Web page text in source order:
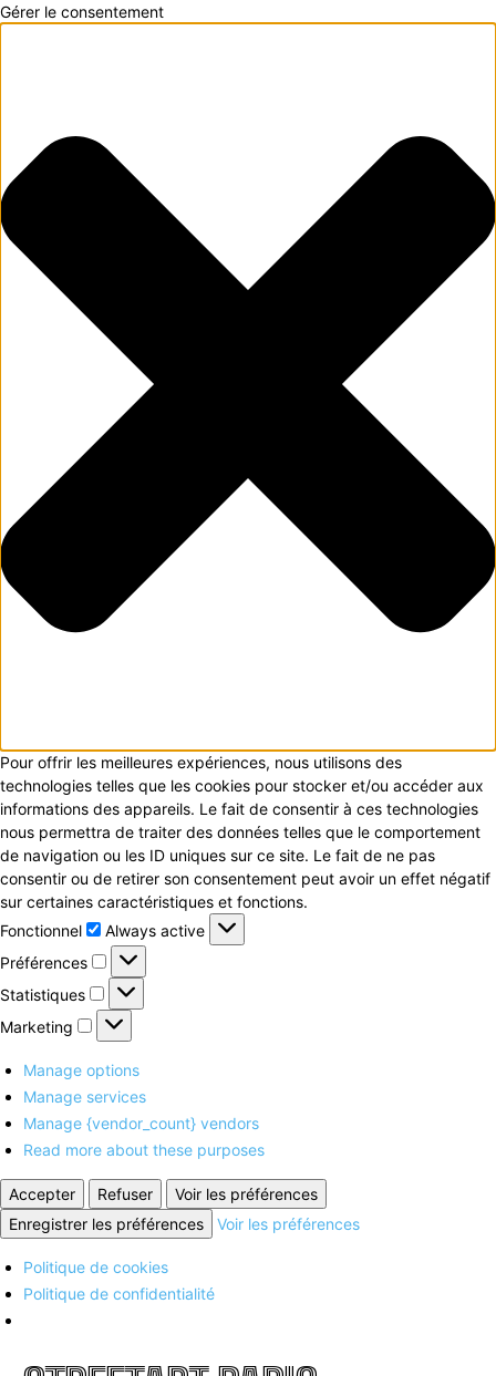
Gérer le consentement
Pour offrir les meilleures expériences, nous utilisons des
technologies telles que les cookies pour stocker et/ou accéder aux
informations des appareils. Le fait de consentir à ces technologies
nous permettra de traiter des données telles que le comportement
de navigation ou les ID uniques sur ce site. Le fait de ne pas
consentir ou de retirer son consentement peut avoir un effet négatif
sur certaines caractéristiques et fonctions.
Fonctionnel
Fonctionnel
Always active
Préférences
Préférences
Statistiques
Statistiques
Marketing
Marketing
Manage options
Manage services
Manage {vendor_count} vendors
Read more about these purposes
Accepter Refuser
Voir les préférences
Enregistrer les préférences
Voir les préférences
Politique de cookies
Politique de confidentialité